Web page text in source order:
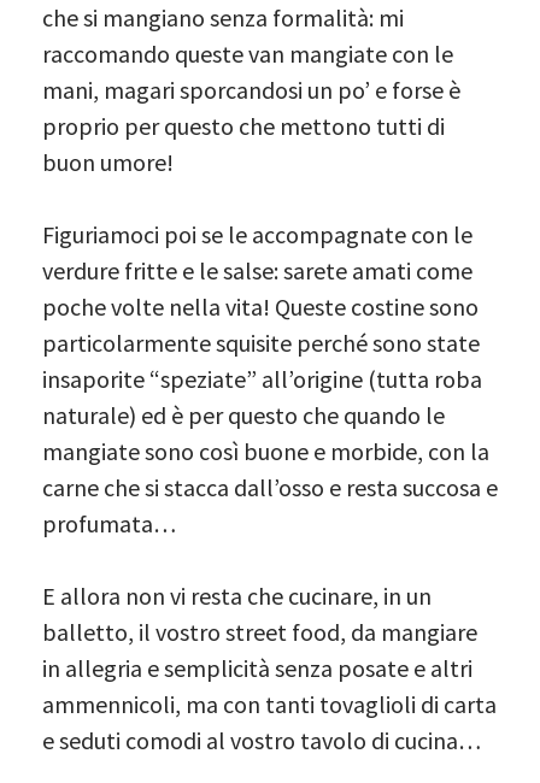
che si mangiano senza formalità: mi
raccomando queste van mangiate con le
mani, magari sporcandosi un po’ e forse è
proprio per questo che mettono tutti di
buon umore!
Figuriamoci poi se le accompagnate con le
verdure fritte e le salse: sarete amati come
poche volte nella vita! Queste costine sono
particolarmente squisite perché sono state
insaporite “speziate” all’origine (tutta roba
naturale) ed è per questo che quando le
mangiate sono così buone e morbide, con la
carne che si stacca dall’osso e resta succosa e
profumata…
E allora non vi resta che cucinare, in un
balletto, il vostro street food, da mangiare
in allegria e semplicità senza posate e altri
ammennicoli, ma con tanti tovaglioli di carta
e seduti comodi al vostro tavolo di cucina…